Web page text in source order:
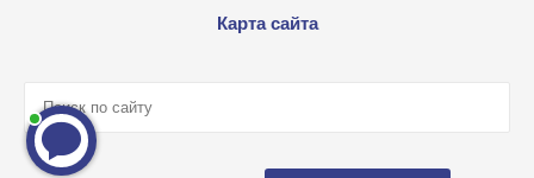
Карта сайта